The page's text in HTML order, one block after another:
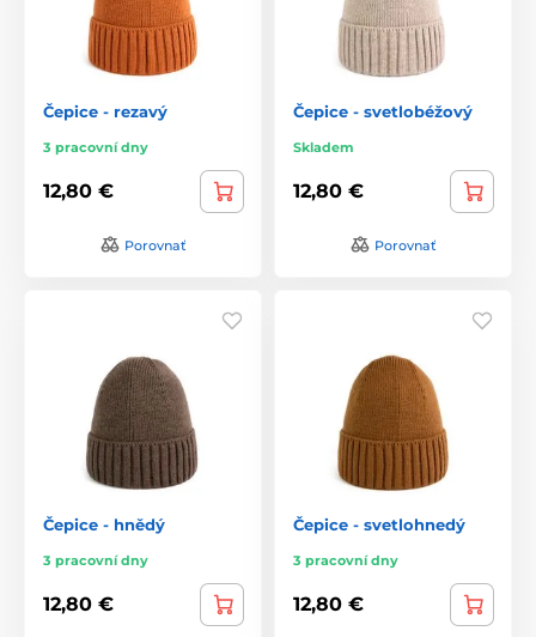
Čepice - rezavý
3 pracovní dny
12,80 €
Porovnať
Čepice - svetlobéžový
Skladem
12,80 €
Porovnať
Čepice - hnědý
3 pracovní dny
12,80 €
Čepice - svetlohnedý
3 pracovní dny
12,80 €